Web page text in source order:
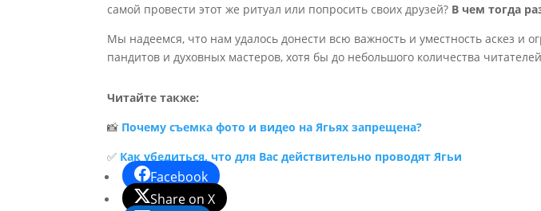
самой провести этот же ритуал или попросить своих друзей? В чем тогда
Мы надеемся, что нам удалось донести всю важность и уместность аскез и
пандитов и духовных мастеров, хотя бы до небольшого количества
Читайте также:
📸 Почему съемка фото и видео на Ягьях запрещена?
✅ Как убедиться, что для Вас действительно проводят Ягьи
Facebook
Share on X